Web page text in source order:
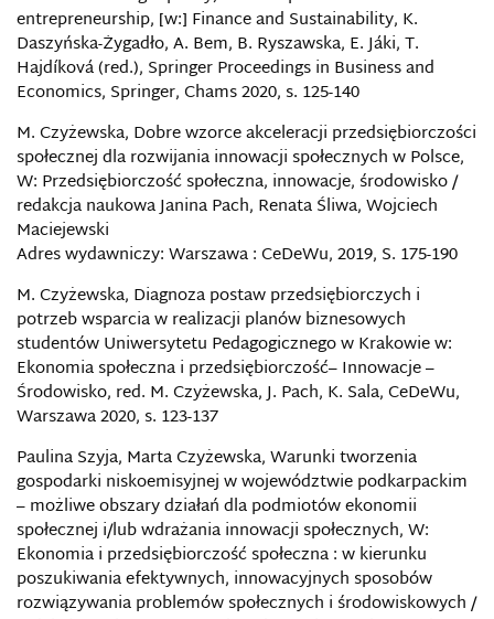
entrepreneurship, [w:] Finance and Sustainability, K.
Daszyńska-Żygadło, A. Bem, B. Ryszawska, E. Jáki, T.
Hajdíková (red.), Springer Proceedings in Business and
Economics, Springer, Chams 2020, s. 125-140
M. Czyżewska, Dobre wzorce akceleracji przedsiębiorczości
społecznej dla rozwijania innowacji społecznych w Polsce,
W: Przedsiębiorczość społeczna, innowacje, środowisko /
redakcja naukowa Janina Pach, Renata Śliwa, Wojciech
Maciejewski
Adres wydawniczy: Warszawa : CeDeWu, 2019, S. 175-190
M. Czyżewska, Diagnoza postaw przedsiębiorczych i
potrzeb wsparcia w realizacji planów biznesowych
studentów Uniwersytetu Pedagogicznego w Krakowie w:
Ekonomia społeczna i przedsiębiorczość– Innowacje –
Środowisko, red. M. Czyżewska, J. Pach, K. Sala, CeDeWu,
Warszawa 2020, s. 123-137
Paulina Szyja, Marta Czyżewska, Warunki tworzenia
gospodarki niskoemisyjnej w województwie podkarpackim
– możliwe obszary działań dla podmiotów ekonomii
społecznej i/lub wdrażania innowacji społecznych, W:
Ekonomia i przedsiębiorczość społeczna : w kierunku
poszukiwania efektywnych, innowacyjnych sposobów
rozwiązywania problemów społecznych i środowiskowych /